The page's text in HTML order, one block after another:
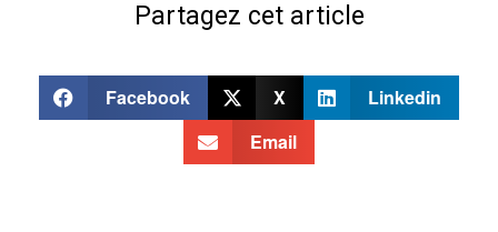
Partagez cet article
Facebook X
Linkedin
Email